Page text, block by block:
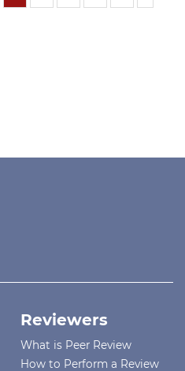
Reviewers
What is Peer Review
How to Perform a Review